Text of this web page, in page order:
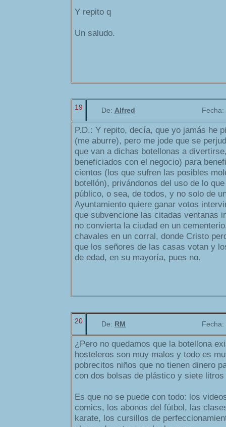
Y repito q
Un saludo.
19 De: Alfred Fecha:
P.D.: Y repito, decía, que yo jamás he
(me aburre), pero me jode que se
que van a dichas botellonas a
beneficiados con el negocio) para
cientos (los que sufren las posibles
botellón), privándonos del uso de lo
público, o sea, de todos, y no solo de
Ayuntamiento quiere ganar votos
que subvencione las citadas ventanas
no convierta la ciudad en un
chavales en un corral, donde Cristo
que los señores de las casas votan y
de edad, en su mayoría, pues no.
20 De: RM Fecha:
¿Pero no quedamos que la botellona
hosteleros son muy malos y todo es
pobrecitos niños que no tienen dinero
con dos bolsas de plástico y siete
Es que no se puede con todo: los
comics, los abonos del fútbol, las
karate, los cursillos de